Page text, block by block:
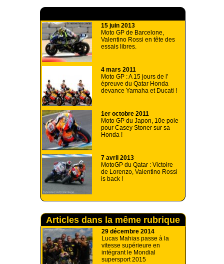
15 juin 2013
Moto GP de Barcelone,
Valentino Rossi en tête des
essais libres.
4 mars 2011
Moto GP : A 15 jours de l’
épreuve du Qatar Honda
devance Yamaha et Ducati !
1er octobre 2011
Moto GP du Japon, 10e pole
pour Casey Stoner sur sa
Honda !
7 avril 2013
MotoGP du Qatar : Victoire
de Lorenzo, Valentino Rossi
is back !
Articles dans la même rubrique
29 décembre 2014
Lucas Mahias passe à la
vitesse supérieure en
intégrant le Mondial
supersport 2015